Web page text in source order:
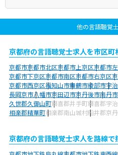
他の言語聴覚
京都府の言語聴覚士求人を市区町
京都市京都市北区京都市上京区京都市
京都市下京区京都市南区京都市右京区
京都市西京区福知山市舞鶴市綾部市宇
長岡京市八幡市京田辺市京丹後市南丹市
久世郡久御山町綴喜郡井手町綴喜郡宇
相楽郡精華町相楽郡南山城村船井郡京
京都府の言語聴覚士求人を路線で